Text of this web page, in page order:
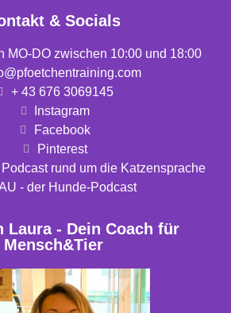
& Socials
MO-DO zwischen 10:00 und 18:00
+ 43 676 3069145
Instagram
Facebook
Pinterest
rund um die Katzensprache
- der Hunde-Podcast
Laura - Dein Coach für
Mensch&Tier